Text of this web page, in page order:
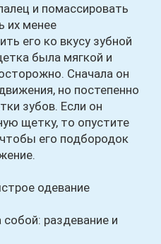
и помассировать
их менее
его ко вкусу зубной
была мягкой и
Сначала он
но постепенно
зубов. Если он
щетку, то опустите
чтобы его подбородок
одевание
раздевание и